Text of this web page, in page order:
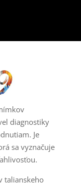
diagnostiky
Je
sa vyznačuje
talianskeho